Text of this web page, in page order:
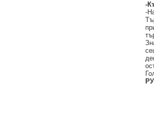
-
-